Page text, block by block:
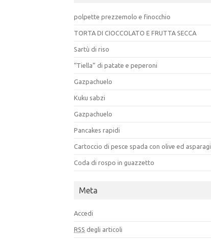
polpette prezzemolo e finocchio
TORTA DI CIOCCOLATO E FRUTTA SECCA
Sartù di riso
“Tiella” di patate e peperoni
Gazpachuelo
Kuku sabzi
Gazpachuelo
Pancakes rapidi
Cartoccio di pesce spada con olive ed asparagi
Coda di rospo in guazzetto
Meta
Accedi
RSS degli articoli